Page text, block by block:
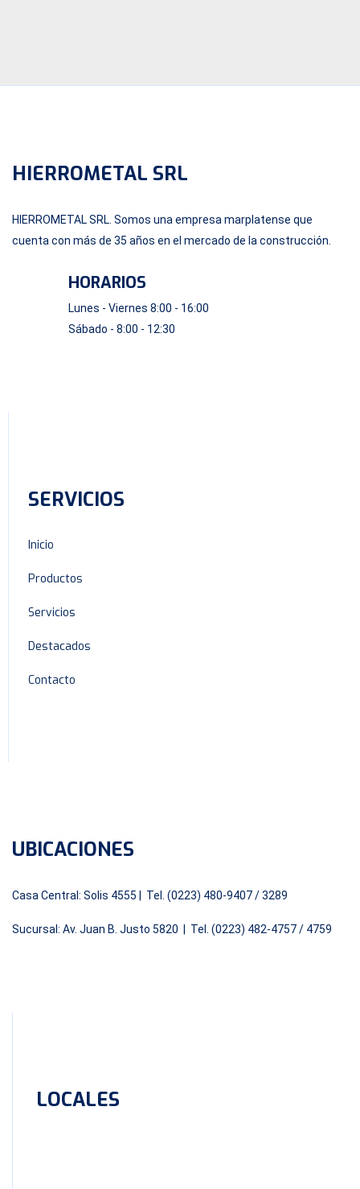
HIERROMETAL SRL
HIERROMETAL SRL. Somos una empresa marplatense que
cuenta con más de 35 años en el mercado de la construcción.
HORARIOS
Lunes - Viernes 8:00 - 16:00
Sábado - 8:00 - 12:30
SERVICIOS
Inicio
Productos
Servicios
Destacados
Contacto
UBICACIONES
Casa Central: Solis 4555 | Tel. (0223) 480-9407 / 3289
Sucursal: Av. Juan B. Justo 5820 | Tel. (0223) 482-4757 / 4759
LOCALES